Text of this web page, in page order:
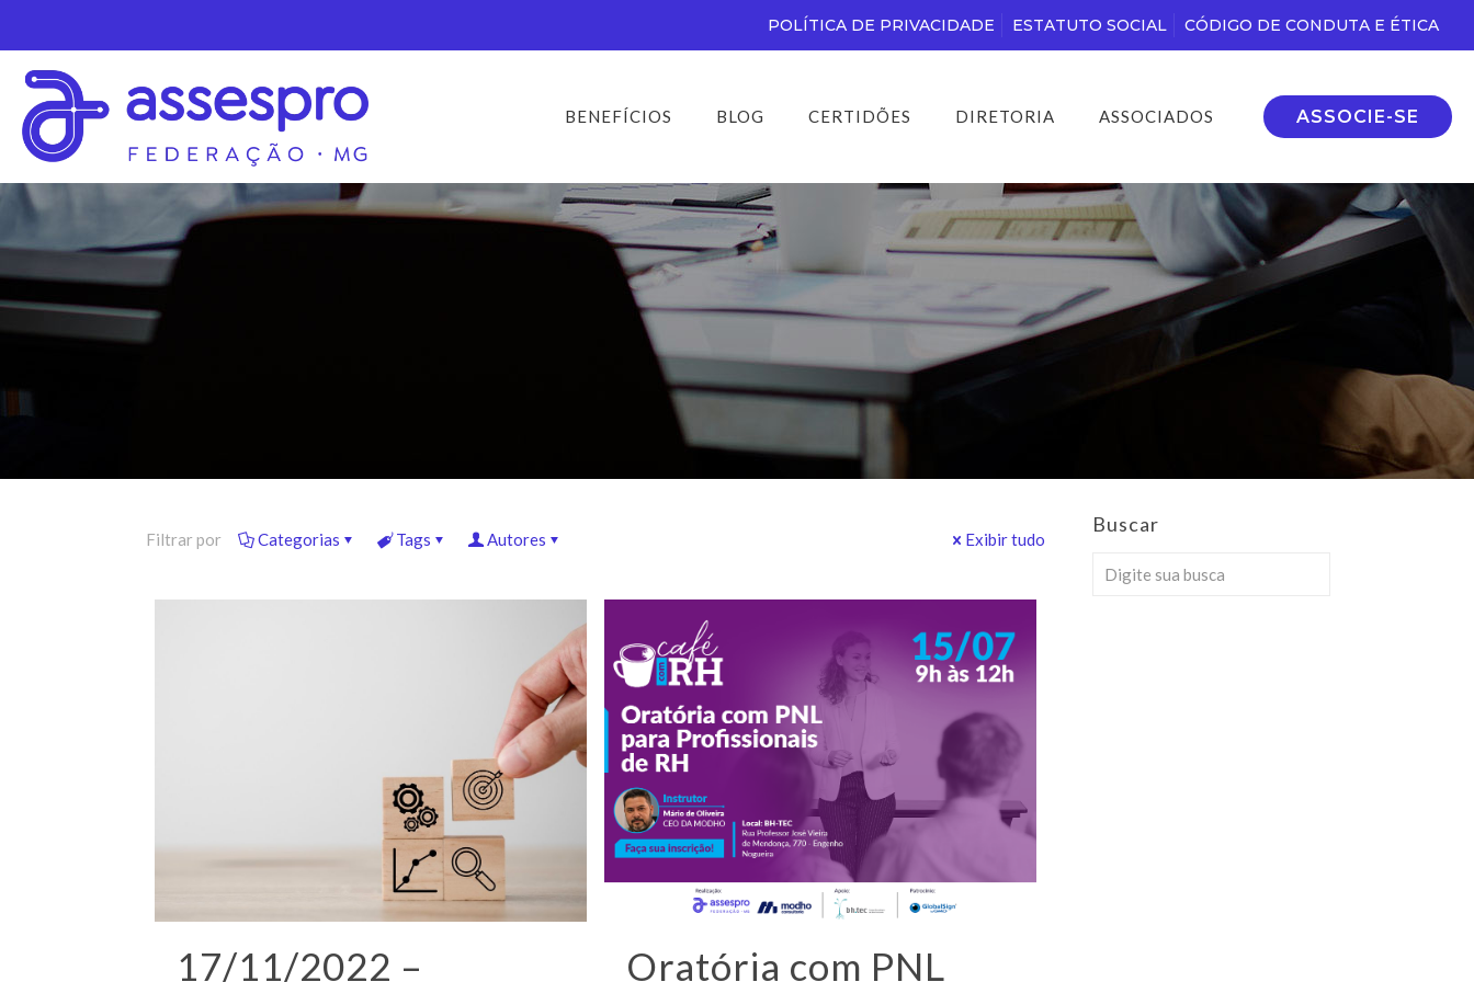
POLÍTICA DE PRIVACIDADE ESTATUTO SOCIAL CÓDIGO DE CONDUTA E ÉTICA
BENEFÍCIOS BLOG CERTIDÕES DIRETORIA ASSOCIADOS ASSOCIE-SE
Filtrar por Categorias Tags Autores Exibir tudo
17/11/2022 –
Oratória com PNL
Buscar